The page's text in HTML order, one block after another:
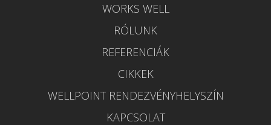
WORKS WELL
RÓLUNK
REFERENCIÁK
CIKKEK
WELLPOINT RENDEZVÉNYHELYSZÍN
KAPCSOLAT